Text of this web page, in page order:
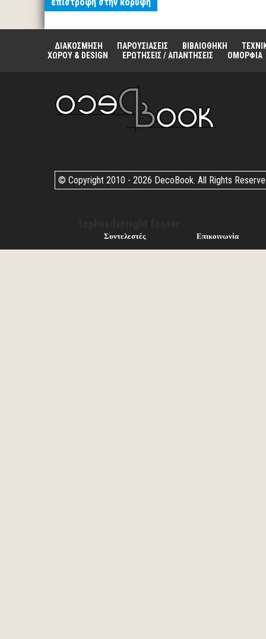
ΔΙΑΚΟΣΜΗΣΗ ΠΑΡΟΥΣΙΑΣΕΙΣ ΒΙΒΛΙΟΘΗΚΗ
ΧΩΡΟΥ & DESIGN
ΕΡΩΤΗΣΕΙΣ / ΑΠΑΝΤΗΣΕΙΣ ΟΜΟΡΦΙΑ
© Copyright 2010 - 2026 DecoBook. All Rights
Συντελεστές Επικοινωνία